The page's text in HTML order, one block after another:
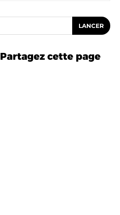
LANCER
Partagez cette page